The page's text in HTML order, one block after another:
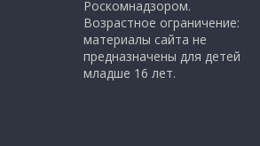
Роскомнадзором.
Возрастное ограничение:
материалы сайта не
предназначены для детей
младше 16 лет.